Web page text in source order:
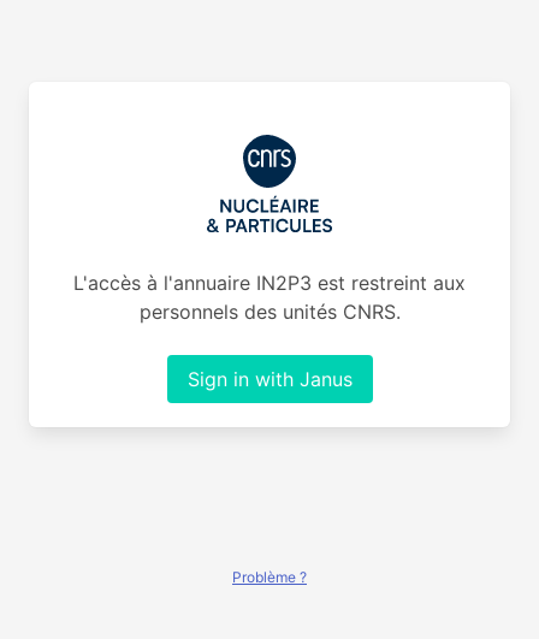
L'accès à l'annuaire IN2P3 est restreint aux
personnels des unités CNRS.
Sign in with Janus
Problème ?